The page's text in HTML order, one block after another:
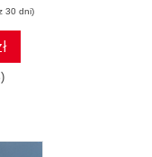
30 dni)